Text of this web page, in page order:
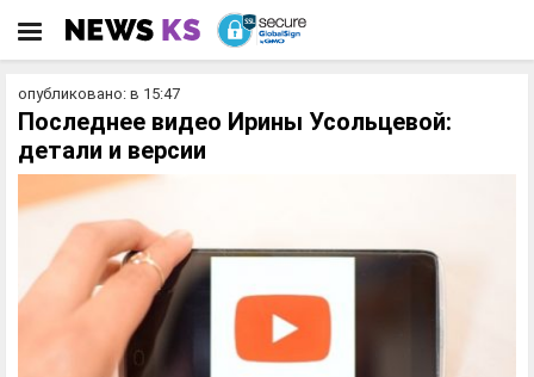
опубликовано: в 15:47
Последнее видео Ирины Усольцевой:
детали и версии